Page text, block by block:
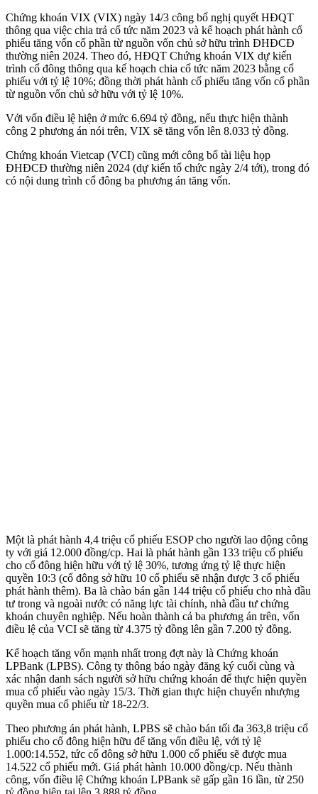
Chứng khoán VIX (VIX) ngày 14/3 công bố nghị quyết HĐQT
thông qua việc chia trả cổ tức năm 2023 và kế hoạch phát hành cổ
phiếu tăng vốn cổ phần từ nguồn vốn chủ sở hữu trình ĐHĐCĐ
thường niên 2024. Theo đó, HĐQT Chứng khoán VIX dự kiến
trình cổ đông thông qua kế hoạch chia cổ tức năm 2023 bằng cổ
phiếu với tỷ lệ 10%; đồng thời phát hành cổ phiếu tăng vốn cổ phần
từ nguồn vốn chủ sở hữu với tỷ lệ 10%.
Với vốn điều lệ hiện ở mức 6.694 tỷ đồng, nếu thực hiện thành
công 2 phương án nói trên, VIX sẽ tăng vốn lên 8.033 tỷ đồng.
Chứng khoán Vietcap (VCI) cũng mới công bố tài liệu họp
ĐHĐCĐ thường niên 2024 (dự kiến tổ chức ngày 2/4 tới), trong đó
có nội dung trình cổ đông ba phương án tăng vốn.
Một là phát hành 4,4 triệu cổ phiếu ESOP cho người lao động công
ty với giá 12.000 đồng/cp. Hai là phát hành gần 133 triệu cổ phiếu
cho cổ đông hiện hữu với tỷ lệ 30%, tương ứng tỷ lệ thực hiện
quyền 10:3 (cổ đông sở hữu 10 cổ phiếu sẽ nhận được 3 cổ phiếu
phát hành thêm). Ba là chào bán gần 144 triệu cổ phiếu cho nhà đầu
tư trong và ngoài nước có năng lực tài chính, nhà đầu tư chứng
khoán chuyên nghiệp. Nếu hoàn thành cả ba phương án trên, vốn
điều lệ của VCI sẽ tăng từ 4.375 tỷ đồng lên gần 7.200 tỷ đồng.
Kế hoạch tăng vốn mạnh nhất trong đợt này là Chứng khoán
LPBank (LPBS). Công ty thông báo ngày đăng ký cuối cùng và
xác nhận danh sách người sở hữu chứng khoán để thực hiện quyền
mua cổ phiếu vào ngày 15/3. Thời gian thực hiện chuyển nhượng
quyền mua cổ phiếu từ 18-22/3.
Theo phương án phát hành, LPBS sẽ chào bán tối đa 363,8 triệu cổ
phiếu cho cổ đông hiện hữu để tăng vốn điều lệ, với tỷ lệ
1.000:14.552, tức cổ đông sở hữu 1.000 cổ phiếu sẽ được mua
14.522 cổ phiếu mới. Giá phát hành 10.000 đồng/cp. Nếu thành
công, vốn điều lệ Chứng khoán LPBank sẽ gấp gần 16 lần, từ 250